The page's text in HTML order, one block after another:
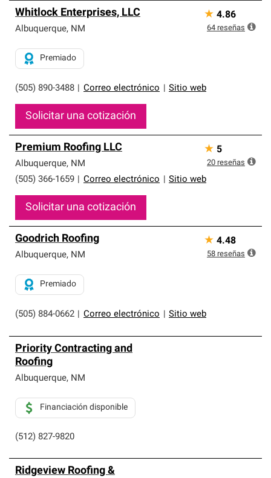
Whitlock Enterprises, LLC
Albuquerque, NM
(505) 890-3488 Correo electrónico Sitio web
Premiado
Solicitar una cotización
★ 4.86
64 reseñas
Premium Roofing LLC
Albuquerque, NM
(505) 366-1659
Correo electrónico Sitio web
Solicitar una cotización
★ 5
20 reseñas
Goodrich Roofing
Albuquerque, NM
(505) 884-0662 Correo electrónico Sitio web
Premiado
★ 4.48
58 reseñas
Priority Contracting and
Roofing
Albuquerque, NM
(512) 827-9820
Financiación disponible
Ridgeview Roofing &